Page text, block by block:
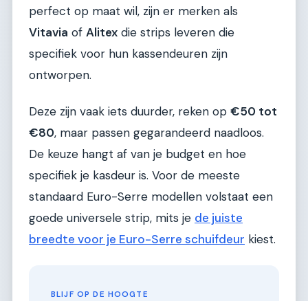
perfect op maat wil, zijn er merken als
Vitavia of Alitex die strips leveren die
specifiek voor hun kassendeuren zijn
ontworpen.
Deze zijn vaak iets duurder, reken op €50 tot
€80, maar passen gegarandeerd naadloos.
De keuze hangt af van je budget en hoe
specifiek je kasdeur is. Voor de meeste
standaard Euro-Serre modellen volstaat een
goede universele strip, mits je de juiste
breedte voor je Euro-Serre schuifdeur kiest.
BLIJF OP DE HOOGTE